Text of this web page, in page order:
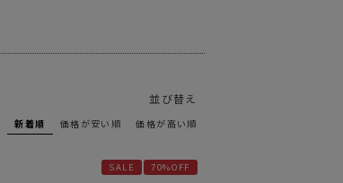
スマホアクセ
ステッカー
食品/調味料
並び替え
新着順 価格が安い順 価格が高い順
SALE 70%OFF